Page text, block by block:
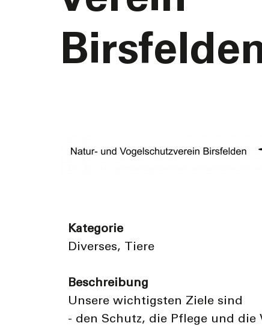
Kategorie
Diverses, Tiere
Beschreibung
Unsere wichtigsten Ziele sind
- den Schutz, die Pflege und die